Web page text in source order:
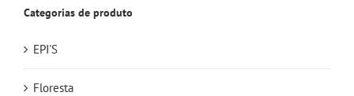
Categorias de produto
EPI'S
Floresta